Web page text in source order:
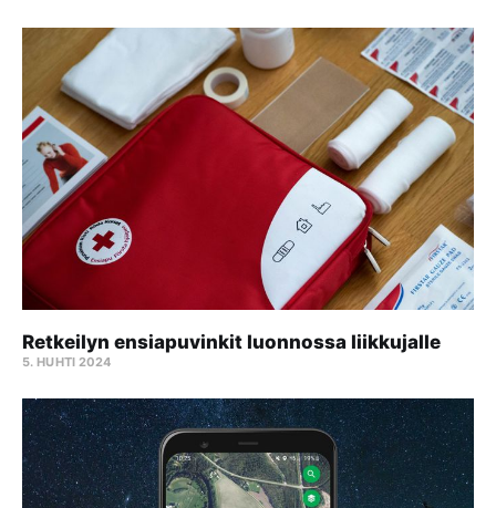
Retkeilyn ensiapuvinkit luonnossa liikkujalle
5. HUHTI 2024